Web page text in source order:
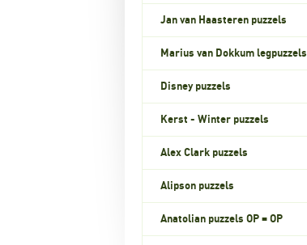
Jan van Haasteren puzzels
Marius van Dokkum legpuzzels
Disney puzzels
Kerst - Winter puzzels
Alex Clark puzzels
Alipson puzzels
Anatolian puzzels OP = OP